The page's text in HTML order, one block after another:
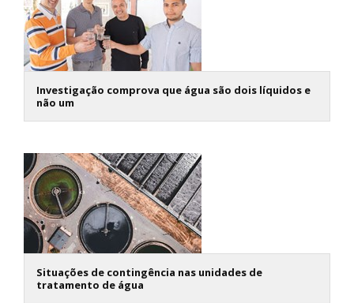
Investigação comprova que água são dois líquidos e
não um
Situações de contingência nas unidades de
tratamento de água